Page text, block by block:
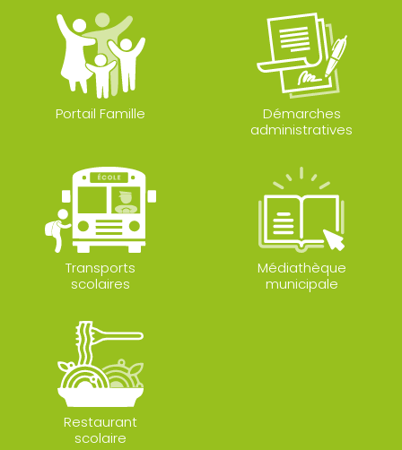
Portail Famille
Démarches
administratives
Transports
scolaires
Médiathèque
municipale
Restaurant
scolaire